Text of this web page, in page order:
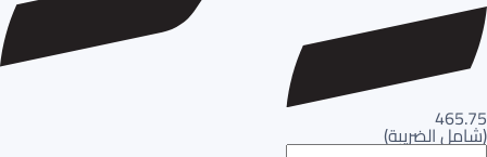
465.75
(شامل الضريبة)